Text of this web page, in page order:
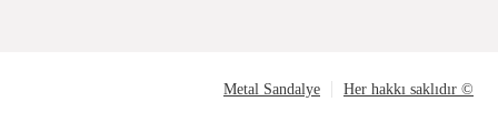
Metal Sandalye Her hakkı saklıdır ©